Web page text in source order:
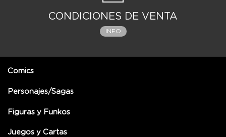
CONDICIONES DE VENTA
INFO
Comics
Personajes/Sagas
Figuras y Funkos
Juegos y Cartas